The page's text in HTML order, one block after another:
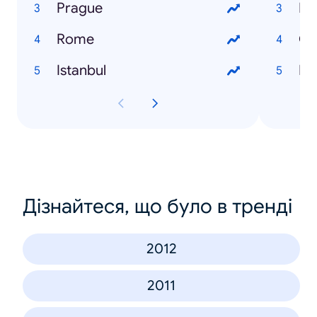
Prague
Rome
Istanbul
Дізнайтеся, що було в тренді
2012
2011